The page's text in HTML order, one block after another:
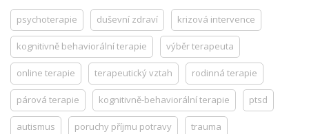
psychoterapie duševní zdraví krizová intervence
kognitivně behaviorální terapie výběr terapeuta
online terapie terapeutický vztah rodinná terapie
párová terapie kognitivně-behaviorální terapie ptsd
autismus poruchy příjmu potravy trauma